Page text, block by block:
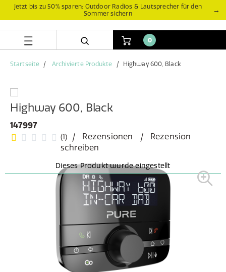
Zum
ZumJetzt bis zu 50% sparen: Outdoor Radios & Lautsprecher für den
Sommer sichern
→
0
Startseite Archivierte Produkte Highway 600, Black
Highway 600, Black
147997
(1) Rezensionen
Rezension
schreiben